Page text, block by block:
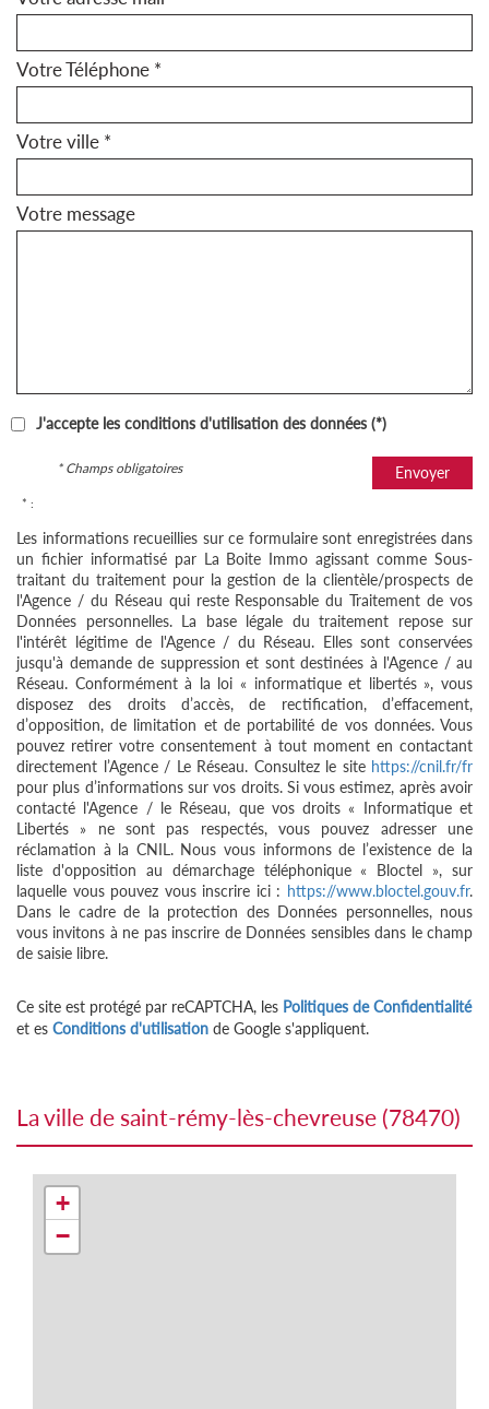
Votre Téléphone *
Votre ville *
Votre message
J'accepte les conditions d'utilisation des données (*)
Envoyer
* Champs obligatoires
* :
Les informations recueillies sur ce formulaire sont enregistrées dans
un fichier informatisé par La Boite Immo agissant comme Sous-
traitant du traitement pour la gestion de la clientèle/prospects de
l'Agence / du Réseau qui reste Responsable du Traitement de vos
Données personnelles. La base légale du traitement repose sur
l'intérêt légitime de l'Agence / du Réseau. Elles sont conservées
jusqu'à demande de suppression et sont destinées à l'Agence / au
Réseau. Conformément à la loi « informatique et libertés », vous
disposez des droits d’accès, de rectification, d’effacement,
d’opposition, de limitation et de portabilité de vos données. Vous
pouvez retirer votre consentement à tout moment en contactant
directement l’Agence / Le Réseau. Consultez le site https://cnil.fr/fr
pour plus d’informations sur vos droits. Si vous estimez, après avoir
contacté l'Agence / le Réseau, que vos droits « Informatique et
Libertés » ne sont pas respectés, vous pouvez adresser une
réclamation à la CNIL. Nous vous informons de l’existence de la
liste d'opposition au démarchage téléphonique « Bloctel », sur
laquelle vous pouvez vous inscrire ici : https://www.bloctel.gouv.fr.
Dans le cadre de la protection des Données personnelles, nous
vous invitons à ne pas inscrire de Données sensibles dans le champ
de saisie libre.
Ce site est protégé par reCAPTCHA, les Politiques de Confidentialité
et es Conditions d'utilisation de Google s'appliquent.
la ville de saint-rémy-lès-chevreuse (78470)
+
−